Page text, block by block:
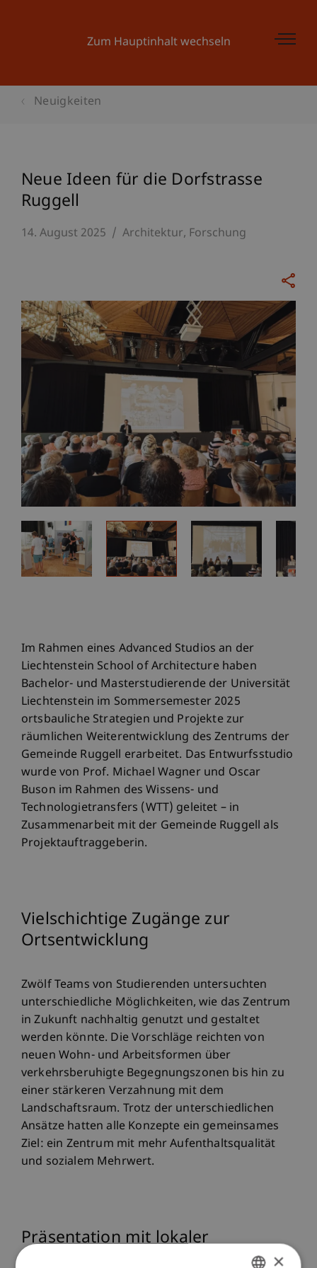
Zum Hauptinhalt wechseln
Neuigkeiten
Neue Ideen für die Dorfstrasse
Ruggell
14. August 2025 Architektur Forschung
Im Rahmen eines Advanced Studios an der
Liechtenstein School of Architecture haben
Bachelor- und Masterstudierende der Universität
Liechtenstein im Sommersemester 2025
ortsbauliche Strategien und Projekte zur
räumlichen Weiterentwicklung des Zentrums der
Gemeinde Ruggell erarbeitet. Das Entwurfsstudio
wurde von Prof. Michael Wagner und Oscar
Buson im Rahmen des Wissens- und
Technologietransfers (WTT) geleitet – in
Zusammenarbeit mit der Gemeinde Ruggell als
Projektauftraggeberin.
Vielschichtige Zugänge zur
Ortsentwicklung
Zwölf Teams von Studierenden untersuchten
unterschiedliche Möglichkeiten, wie das Zentrum
in Zukunft nachhaltig genutzt und gestaltet
werden könnte. Die Vorschläge reichten von
neuen Wohn- und Arbeitsformen über
verkehrsberuhigte Begegnungszonen bis hin zu
einer stärkeren Verzahnung mit dem
Landschaftsraum. Trotz der unterschiedlichen
Ansätze hatten alle Konzepte ein gemeinsames
Ziel: ein Zentrum mit mehr Aufenthaltsqualität
und sozialem Mehrwert.
Präsentation mit lokaler
×